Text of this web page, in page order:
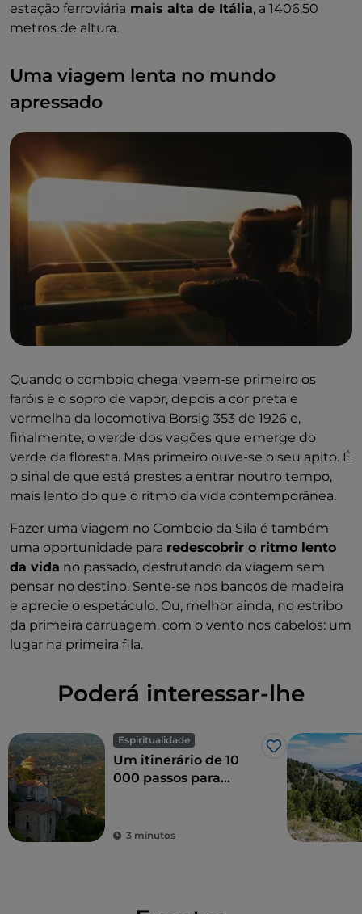
estação ferroviária mais alta de Itália, a 1406,50
metros de altura.
Uma viagem lenta no mundo
apressado
Quando o comboio chega, veem-se primeiro os
faróis e o sopro de vapor, depois a cor preta e
vermelha da locomotiva Borsig 353 de 1926 e,
finalmente, o verde dos vagões que emerge do
verde da floresta. Mas primeiro ouve-se o seu apito. É
o sinal de que está prestes a entrar noutro tempo,
mais lento do que o ritmo da vida contemporânea.
Fazer uma viagem no Comboio da Sila é também
uma oportunidade para redescobrir o ritmo lento
da vida no passado, desfrutando da viagem sem
pensar no destino. Sente-se nos bancos de madeira
e aprecie o espetáculo. Ou, melhor ainda, no estribo
da primeira carruagem, com o vento nos cabelos: um
lugar na primeira fila.
Poderá interessar-lhe
Espiritualidade
Gosto
Um itinerário de 10
000 passos para
Borgo
3 minutos